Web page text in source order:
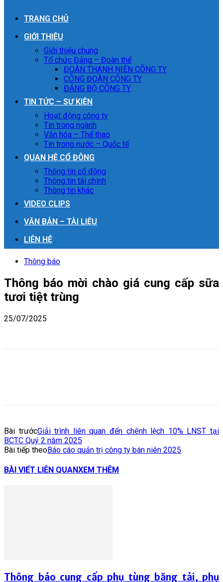
TRANG CHỦ
GIỚI THIỆU
Giới thiệu chung
Tổ chức Đảng – Đoàn thể
ĐOÀN THANH NIÊN CÔNG TY
CÔNG ĐOÀN CÔNG TY
ĐẢNG BỘ CÔNG TY
TIN TỨC – SỰ KIỆN
Hoạt động công ty
Tin trong ngành
Văn hóa – Thể thao
Tin trong nước – Quốc tế
QUAN HỆ CỔ ĐÔNG
Thông tin cổ đông
Thông tin tài chính
Thông tin khác
VIDEO CLIPS
VĂN BẢN – TÀI LIỆU
LIÊN HỆ
Thông báo
Thông báo mời chào giá cung cấp sữa
tươi tiệt trùng
25/07/2025
Bài trướcGiải trình liên quan đến chênh lệch 10% LNST tại
BCTC Quý 2 năm 2025
Bài tiếp theoBáo cáo quản trị công ty bán niên 2025
BÀI VIẾT LIÊN QUANXEM THÊM
Thông báo cung cấp phụ tùng băng tải, phụ